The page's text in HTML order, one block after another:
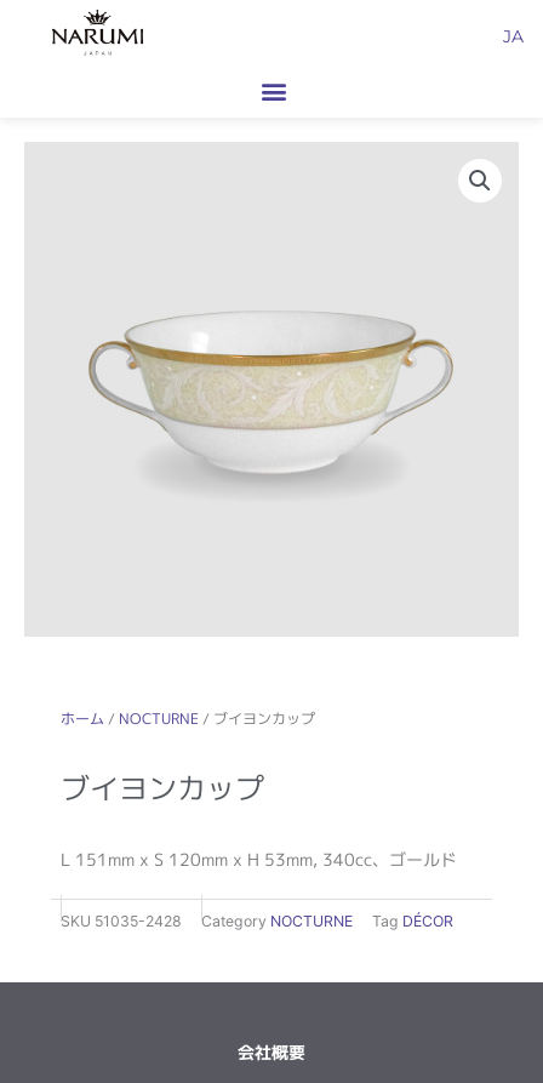
JA
ホーム / NOCTURNE / ブイヨンカップ
ブイヨンカップ
L 151mm x S 120mm x H 53mm, 340cc、ゴールド
SKU 51035-2428 Category NOCTURNE Tag DÉCOR
会社概要